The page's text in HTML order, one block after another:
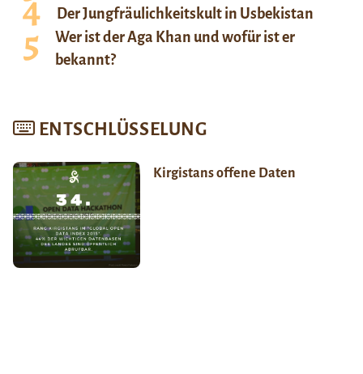
Der Jungfräulichkeitskult in Usbekistan
Wer ist der Aga Khan und wofür ist er
bekannt?
ENTSCHLÜSSELUNG
Kirgistans offene Daten